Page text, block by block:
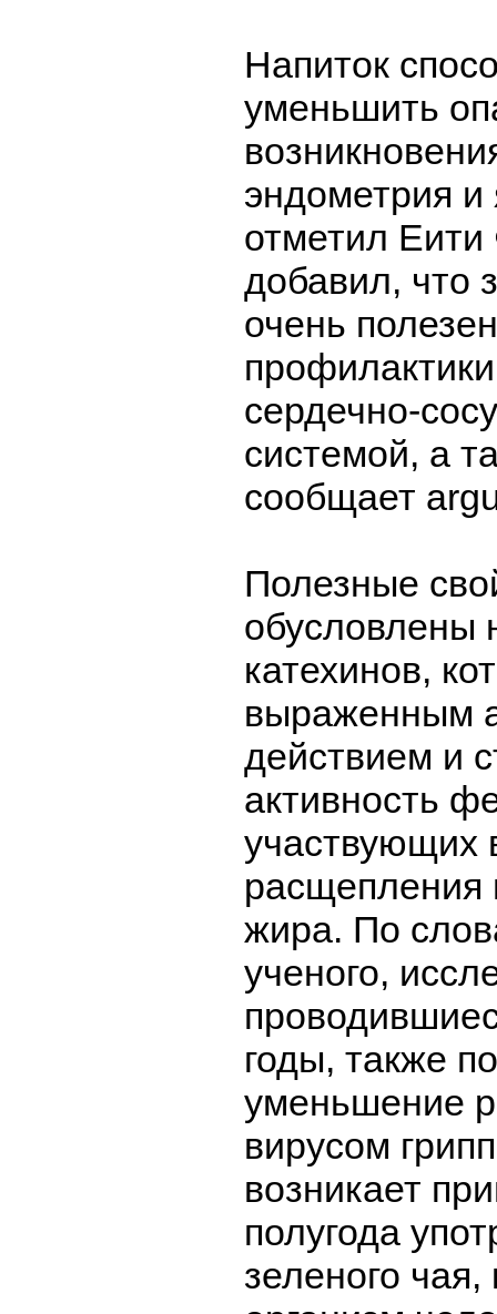
Напиток
уменьшить
эндометрия и
отметил
добавил, что
очень
сердечно-
системой, а
сообщает
Полезные
обусловлены
катехинов,
выраженным
действием и
активность
участвующих
расщепления
жира. По
ученого,
годы, также
уменьшение
вирусом
возникает
полугода
зеленого чая,